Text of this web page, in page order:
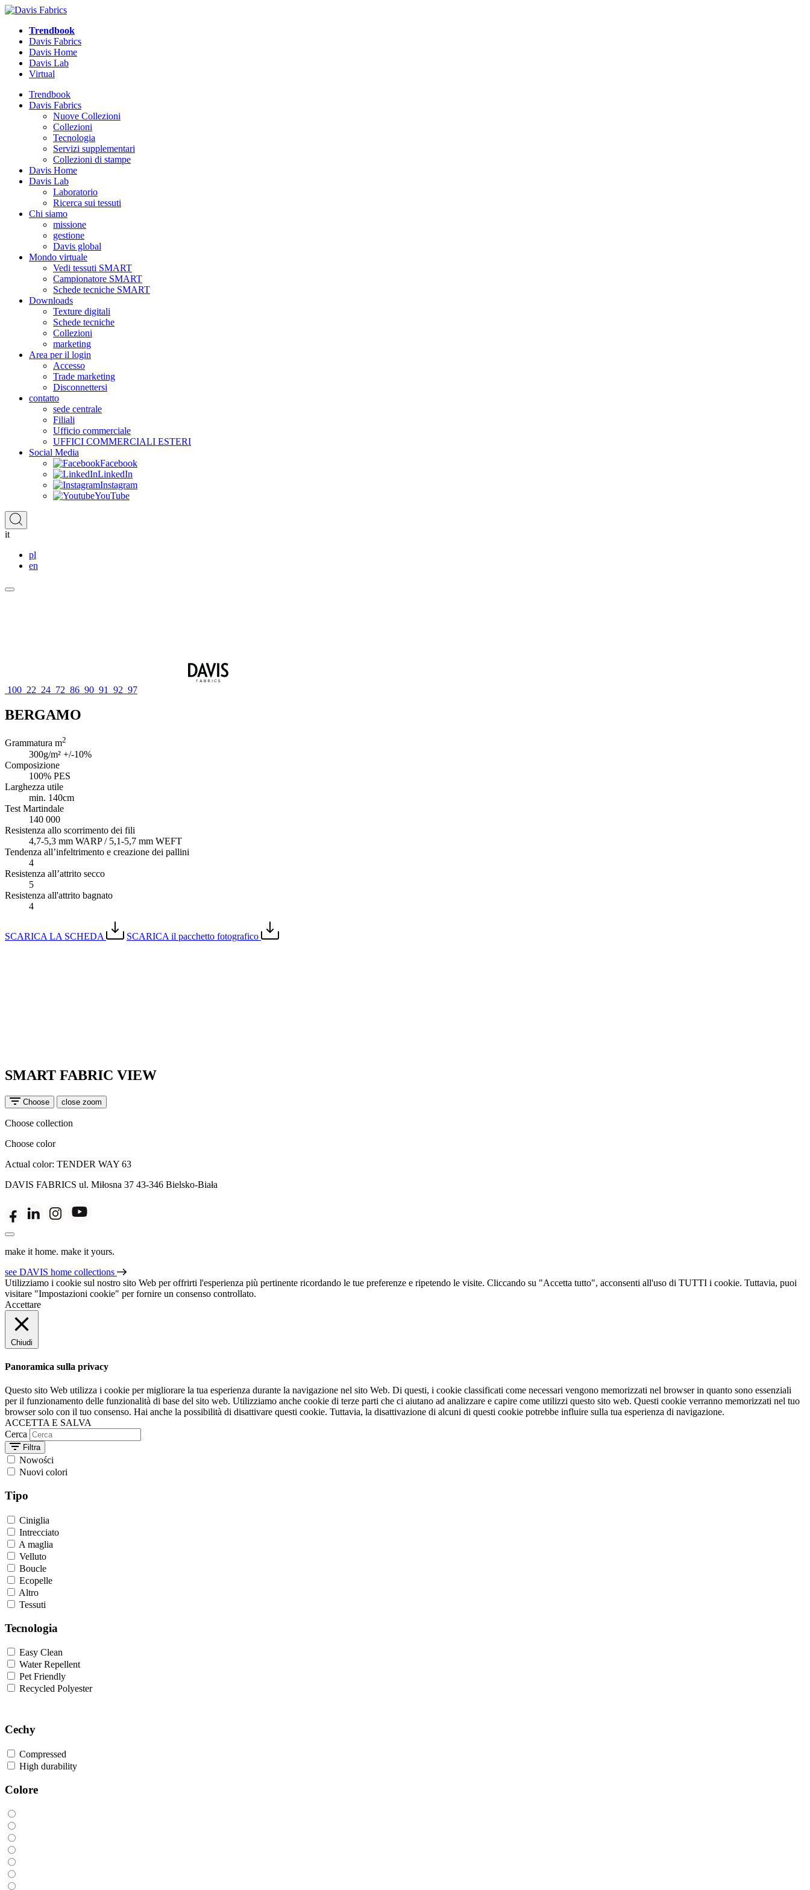
Trendbook
Davis Fabrics
Davis Home
Davis Lab
Virtual
Trendbook
Davis Fabrics
Nuove Collezioni
Collezioni
Tecnologia
Servizi supplementari
Collezioni di stampe
Davis Home
Davis Lab
Laboratorio
Ricerca sui tessuti
Chi siamo
missione
gestione
Davis global
Mondo virtuale
Vedi tessuti SMART
Campionatore SMART
Schede tecniche SMART
Downloads
Texture digitali
Schede tecniche
Collezioni
marketing
Area per il login
Accesso
Trade marketing
Disconnettersi
contatto
sede centrale
Filiali
Ufficio commerciale
UFFICI COMMERCIALI ESTERI
Social Media
Facebook
LinkedIn
Instagram
YouTube
it
pl
en
100 22 24 72 86 90 91 92 97
BERGAMO
Grammatura m2
300g/m² +/-10%
Composizione
100% PES
Larghezza utile
min. 140cm
Test Martindale
140 000
Resistenza allo scorrimento dei fili
4,7-5,3 mm WARP / 5,1-5,7 mm WEFT
Tendenza all’infeltrimento e creazione dei pallini
4
Resistenza all’attrito secco
5
Resistenza all'attrito bagnato
4
SCARICA LA SCHEDA SCARICA il pacchetto fotografico
SMART FABRIC VIEW
Choose close zoom
Choose collection
Choose color
Actual color: TENDER WAY 63
DAVIS FABRICS ul. Miłosna 37 43-346 Bielsko-Biała
make it home. make it yours.
see DAVIS home collections
Utilizziamo i cookie sul nostro sito Web per offrirti l'esperienza più pertinente ricordando le tue preferenze e ripetendo le visite. Cliccando su "Accetta tutto", acconsenti all'uso di TUTTI i cookie. Tuttavia, puoi
visitare "Impostazioni cookie" per fornire un consenso controllato.
Accettare
Chiudi
Panoramica sulla privacy
Questo sito Web utilizza i cookie per migliorare la tua esperienza durante la navigazione nel sito Web. Di questi, i cookie classificati come necessari vengono memorizzati nel browser in quanto sono essenziali
per il funzionamento delle funzionalità di base del sito web. Utilizziamo anche cookie di terze parti che ci aiutano ad analizzare e capire come utilizzi questo sito web. Questi cookie verranno memorizzati nel tuo
browser solo con il tuo consenso. Hai anche la possibilità di disattivare questi cookie. Tuttavia, la disattivazione di alcuni di questi cookie potrebbe influire sulla tua esperienza di navigazione.
ACCETTA E SALVA
Cerca
Filtra
Nowości
Nuovi colori
Tipo
Ciniglia
Intrecciato
A maglia
Velluto
Boucle
Ecopelle
Altro
Tessuti
Tecnologia
Easy Clean
Water Repellent
Pet Friendly
Recycled Polyester
Cechy
Compressed
High durability
Colore